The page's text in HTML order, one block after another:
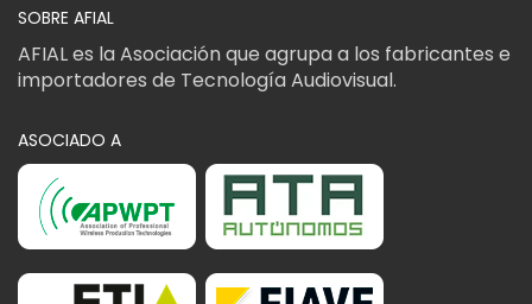
SOBRE AFIAL
AFIAL es la Asociación que agrupa a los fabricantes e
importadores de Tecnología Audiovisual.
ASOCIADO A